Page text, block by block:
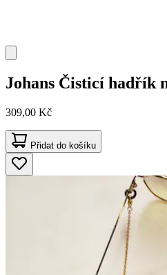
Johans Čisticí hadřík
309,00 Kč
Přidat do košíku